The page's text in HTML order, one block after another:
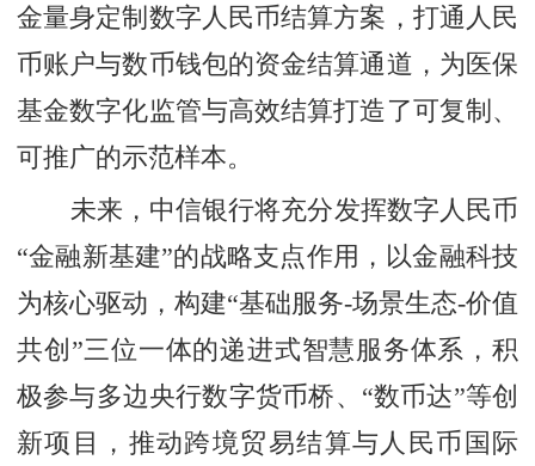
金量身定制数字人民币结算方案，打通人民
币账户与数币钱包的资金结算通道，为医保
基金数字化监管与高效结算打造了可复制、
可推广的示范样本。
未来，中信银行将充分发挥数字人民币
“金融新基建”的战略支点作用，以金融科技
为核心驱动，构建“基础服务-场景生态-价值
共创”三位一体的递进式智慧服务体系，积
极参与多边央行数字货币桥、“数币达”等创
新项目，推动跨境贸易结算与人民币国际